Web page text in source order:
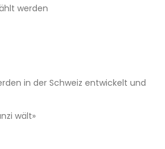
werden
in der Schweiz entwickelt und
wält»